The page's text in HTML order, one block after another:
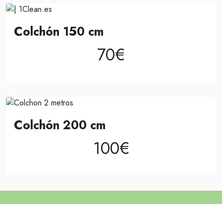
Colchón 150 cm
70€
Colchón 200 cm
100€